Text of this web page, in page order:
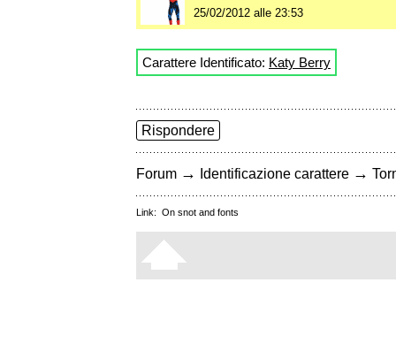
25/02/2012 alle 23:53
Carattere Identificato: Katy Berry
Rispondere
Forum → Identificazione carattere →
Link: On snot and fonts